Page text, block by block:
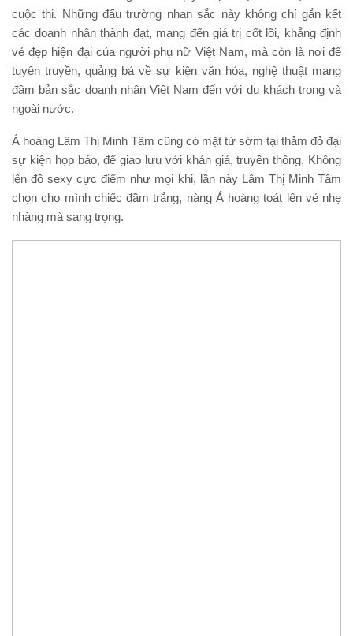
cuộc thi. Những đấu trường nhan sắc này không chỉ gắn kết
các doanh nhân thành đạt, mang đến giá trị cốt lõi, khẳng định
vẻ đẹp hiện đại của người phụ nữ Việt Nam, mà còn là nơi để
tuyên truyền, quảng bá về sự kiện văn hóa, nghệ thuật mang
đậm bản sắc doanh nhân Việt Nam đến với du khách trong và
ngoài nước.
Á hoàng Lâm Thị Minh Tâm cũng có mặt từ sớm tại thảm đỏ đại
sự kiện họp báo, để giao lưu với khán giả, truyền thông. Không
lên đồ sexy cực điểm như mọi khi, lần này Lâm Thị Minh Tâm
chọn cho mình chiếc đầm trắng, nàng Á hoàng toát lên vẻ nhẹ
nhàng mà sang trọng.